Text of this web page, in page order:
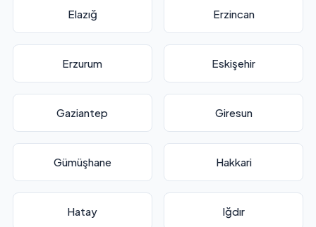
Elazığ Erzincan
Erzurum Eskişehir
Gaziantep Giresun
Gümüşhane Hakkari
Hatay Iğdır